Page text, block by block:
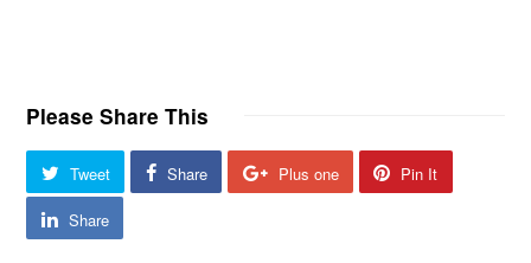
Please Share This
Tweet Share Plus one Pin It
Share